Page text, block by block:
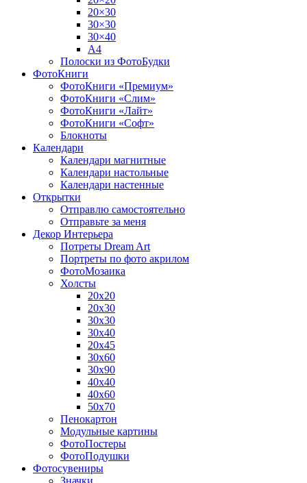
20×30
30×30
30×40
A4
Полоски из ФотоБудки
ФотоКниги
ФотоКниги «Премиум»
ФотоКниги «Слим»
ФотоКниги «Лайт»
ФотоКниги «Софт»
Блокноты
Календари
Календари магнитные
Календари настольные
Календари настенные
Открытки
Отправлю самостоятельно
Отправьте за меня
Декор Интерьера
Потреты Dream Art
Портреты по фото акрилом
ФотоМозаика
Холсты
20х20
20х30
30х30
30х40
20х45
30х60
30х90
40х40
40х60
50х70
Пенокартон
Модульные картины
ФотоПостеры
ФотоПодушки
Фотоcувениры